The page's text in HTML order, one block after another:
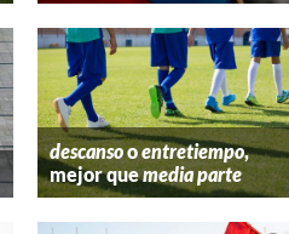
descansooentretiempo,
mejor quemedia parte